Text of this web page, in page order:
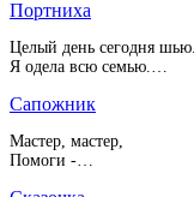
Портниха
Целый день сегодня шью.
Я одела всю семью.…
Сапожник
Мастер, мастер,
Помоги -…